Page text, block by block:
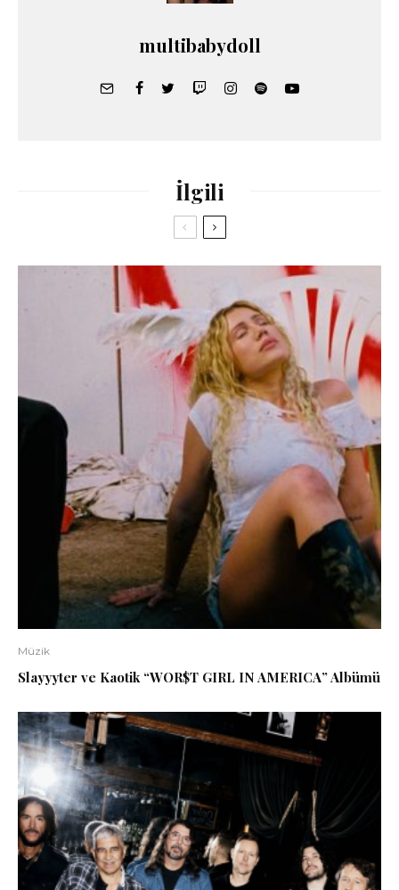
multibabydoll
İlgili
Müzik
Slayyyter ve Kaotik “WOR$T GIRL IN AMERICA” Albümü